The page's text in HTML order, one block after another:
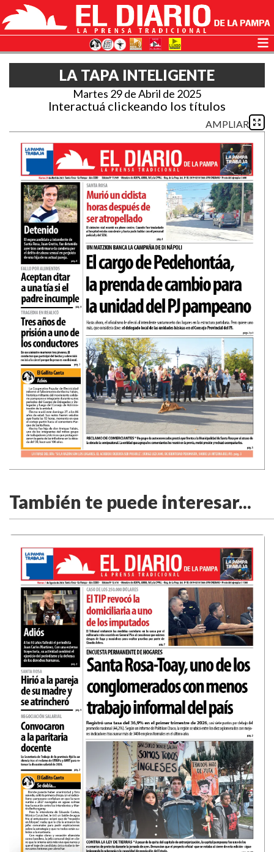
LA TAPA INTELIGENTE
Martes 29 de Abril de 2025
Interactuá clickeando los títulos
AMPLIAR
También te puede interesar...